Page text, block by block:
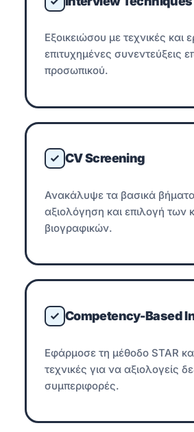
Εξοικειώσου με τεχνικές και
επιτυχημένες συνεντεύξεις
προσωπικού.
CV Screening
Ανακάλυψε τα βασικά
αξιολόγηση και επιλογή
βιογραφικών.
Competency-Based
Εφάρμοσε τη μέθοδο STAR
τεχνικές για να αξιολογείς
συμπεριφορές.